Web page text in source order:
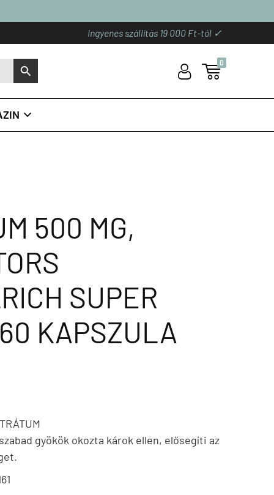
Ingyenes szállítás 19 000 Ft-tól ✓
S U 
0

500 MG,
SUPER
KAPSZULA
gyökök okozta károk ellen, elősegíti az